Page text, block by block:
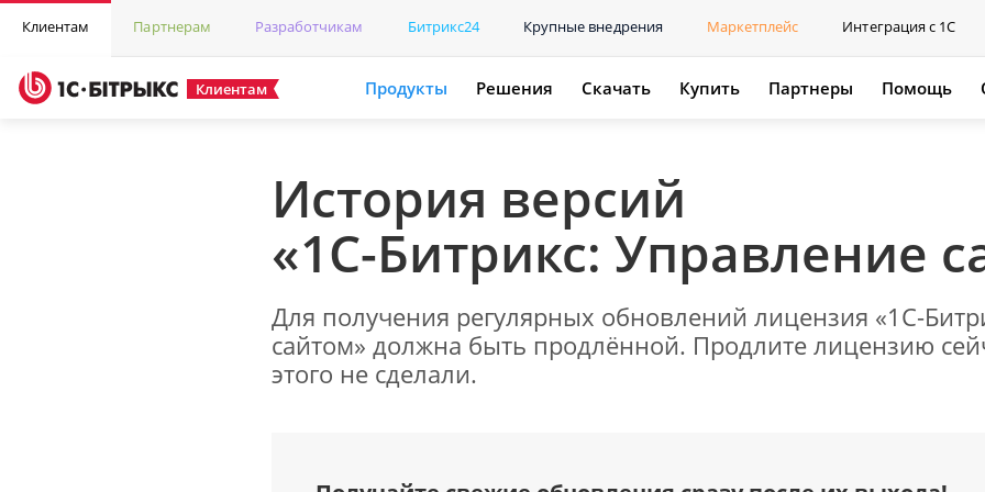
Клиентам Партнерам Разработчикам Битрикс24 Крупные внедрения Маркетплейс Интеграция с 1С
Клиентам Продукты Решения Скачать Купить Партнеры Помощь
История версий
«1С-Битрикс: Управление
Для получения регулярных обновлений лицензия «1С-
сайтом» должна быть продлённой. Продлите лицензию
этого не сделали.